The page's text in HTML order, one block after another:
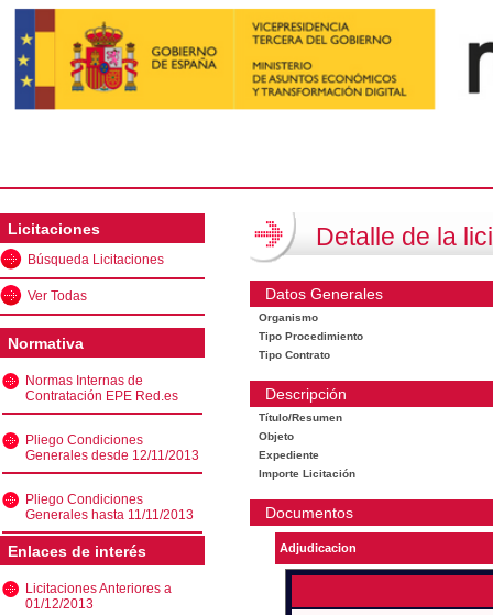
Licitaciones
Búsqueda Licitaciones
Ver Todas
Normativa
Normas Internas de
Contratación EPE Red.es
Pliego Condiciones
Generales desde 12/11/2013
Pliego Condiciones
Generales hasta 11/11/2013
Enlaces de interés
Licitaciones Anteriores a
01/12/2013
Detalle de la
Datos Generales
Organismo
Tipo Procedimiento
Tipo Contrato
Descripción
Título/Resumen
Objeto
Expediente
Importe Licitación
Documentos
Adjudicacion